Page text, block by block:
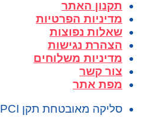
תקנון האתר
מדיניות הפרטיות
שאלות נפוצות
הצהרת נגישות
מדיניות משלוחים
צור קשר
מפת אתר
סליקה מאובטחת תקן PCI